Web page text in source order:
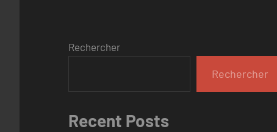
Rechercher
Rechercher
Recent Posts